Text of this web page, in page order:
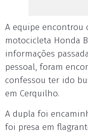
A equipe encontrou
motocicleta Honda
informações
pessoal, foram
confessou ter ido
em Cerquilho.
A dupla foi
foi presa em